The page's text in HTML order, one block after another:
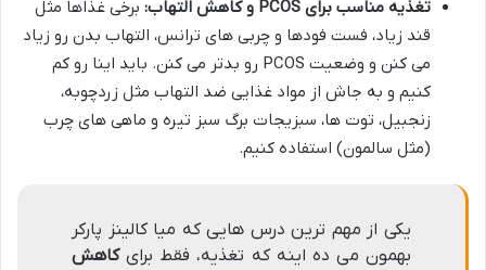
تغذیه مناسب برای PCOS
و کاهش التهاب: برخی غذاها مثل
قند زیاد، فست فودها و چربی های ترانس، التهاب بدن رو زیاد
می کنن و وضعیت PCOS رو بدتر می کنن. باید اینا رو کم
کنیم و به جاش از مواد غذایی ضد التهاب مثل زردچوبه،
زنجبیل، توت ها، سبزیجات برگ سبز تیره و ماهی های چرب
(مثل سالمون) استفاده کنیم.
یکی از مهم ترین درس هایی که میا کالینز پارکر
بهمون می ده اینه که تغذیه، فقط برایکاهش